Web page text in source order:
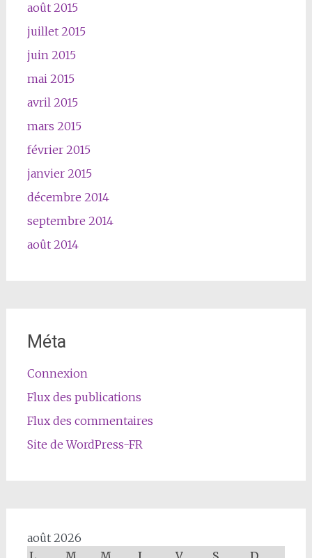
août 2015
juillet 2015
juin 2015
mai 2015
avril 2015
mars 2015
février 2015
janvier 2015
décembre 2014
septembre 2014
août 2014
Méta
Connexion
Flux des publications
Flux des commentaires
Site de WordPress-FR
août 2026